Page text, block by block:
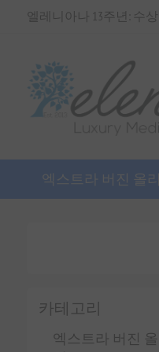
엘레니아나 13주년: 수
엑스트라 버진 올
카테고리
엑스트라 버진